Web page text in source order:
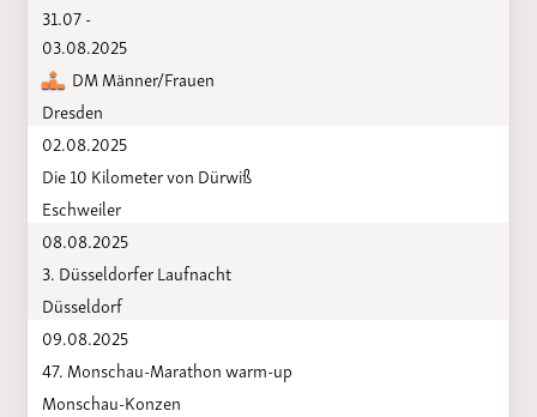
31.07 -
03.08.2025
DM Männer/Frauen
Dresden
02.08.2025
Die 10 Kilometer von Dürwiß
Eschweiler
08.08.2025
3. Düsseldorfer Laufnacht
Düsseldorf
09.08.2025
47. Monschau-Marathon warm-up
Monschau-Konzen